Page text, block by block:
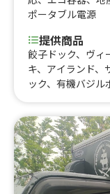
ポータブル電源
提供商品
餃子ドック、ヴ
キ、アイランド、
ック、有機バジ
チェリー、紀州梅
の無農薬果物、オ
ー、オーガニック
（赤・白）、カク
マイヤーレモン、